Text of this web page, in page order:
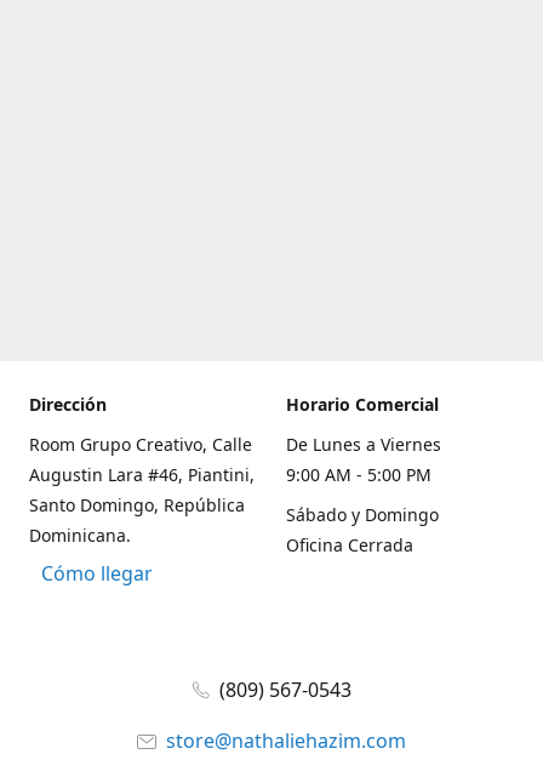
Dirección
Room Grupo Creativo, Calle
Augustin Lara #46, Piantini,
Santo Domingo, República
Dominicana.
Cómo llegar
Horario Comercial
De Lunes a Viernes
9:00 AM - 5:00 PM
Sábado y Domingo
Oficina Cerrada
(809) 567-0543
store@nathaliehazim.com